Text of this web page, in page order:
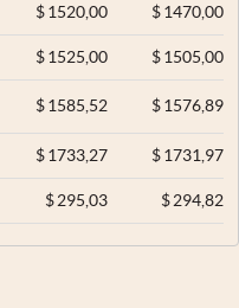
$ 1520,00 $1470,00
$ 1525,00 $1505,00
$ 1585,52 $1576,89
$ 1733,27 $1731,97
$ 295,03 $294,82